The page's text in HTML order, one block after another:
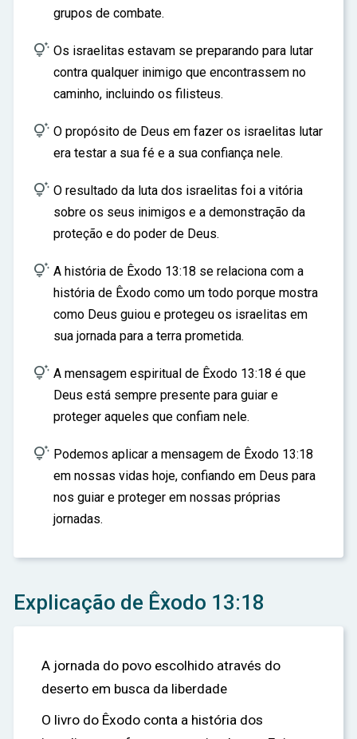
grupos de combate.
 Os israelitas estavam se preparando para lutar
contra qualquer inimigo que encontrassem no
caminho, incluindo os filisteus.
 O propósito de Deus em fazer os israelitas lutar
era testar a sua fé e a sua confiança nele.
 O resultado da luta dos israelitas foi a vitória
sobre os seus inimigos e a demonstração da
proteção e do poder de Deus.
 A história de Êxodo 13:18 se relaciona com a
história de Êxodo como um todo porque mostra
como Deus guiou e protegeu os israelitas em
sua jornada para a terra prometida.
 A mensagem espiritual de Êxodo 13:18 é que
Deus está sempre presente para guiar e
proteger aqueles que confiam nele.
 Podemos aplicar a mensagem de Êxodo 13:18
em nossas vidas hoje, confiando em Deus para
nos guiar e proteger em nossas próprias
jornadas.
Explicação de Êxodo 13:18
A jornada do povo escolhido através do
deserto em busca da liberdade
O livro do Êxodo conta a história dos